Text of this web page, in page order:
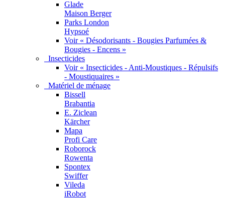
Glade
Maison Berger
Parks London
Hypsoé
Voir « Désodorisants - Bougies Parfumées &
Bougies - Encens »
Insecticides
Voir « Insecticides - Anti-Moustiques - Répulsifs
- Moustiquaires »
Matériel de ménage
Bissell
Brabantia
E. Ziclean
Kärcher
Mapa
Profi Care
Roborock
Rowenta
Spontex
Swiffer
Vileda
iRobot